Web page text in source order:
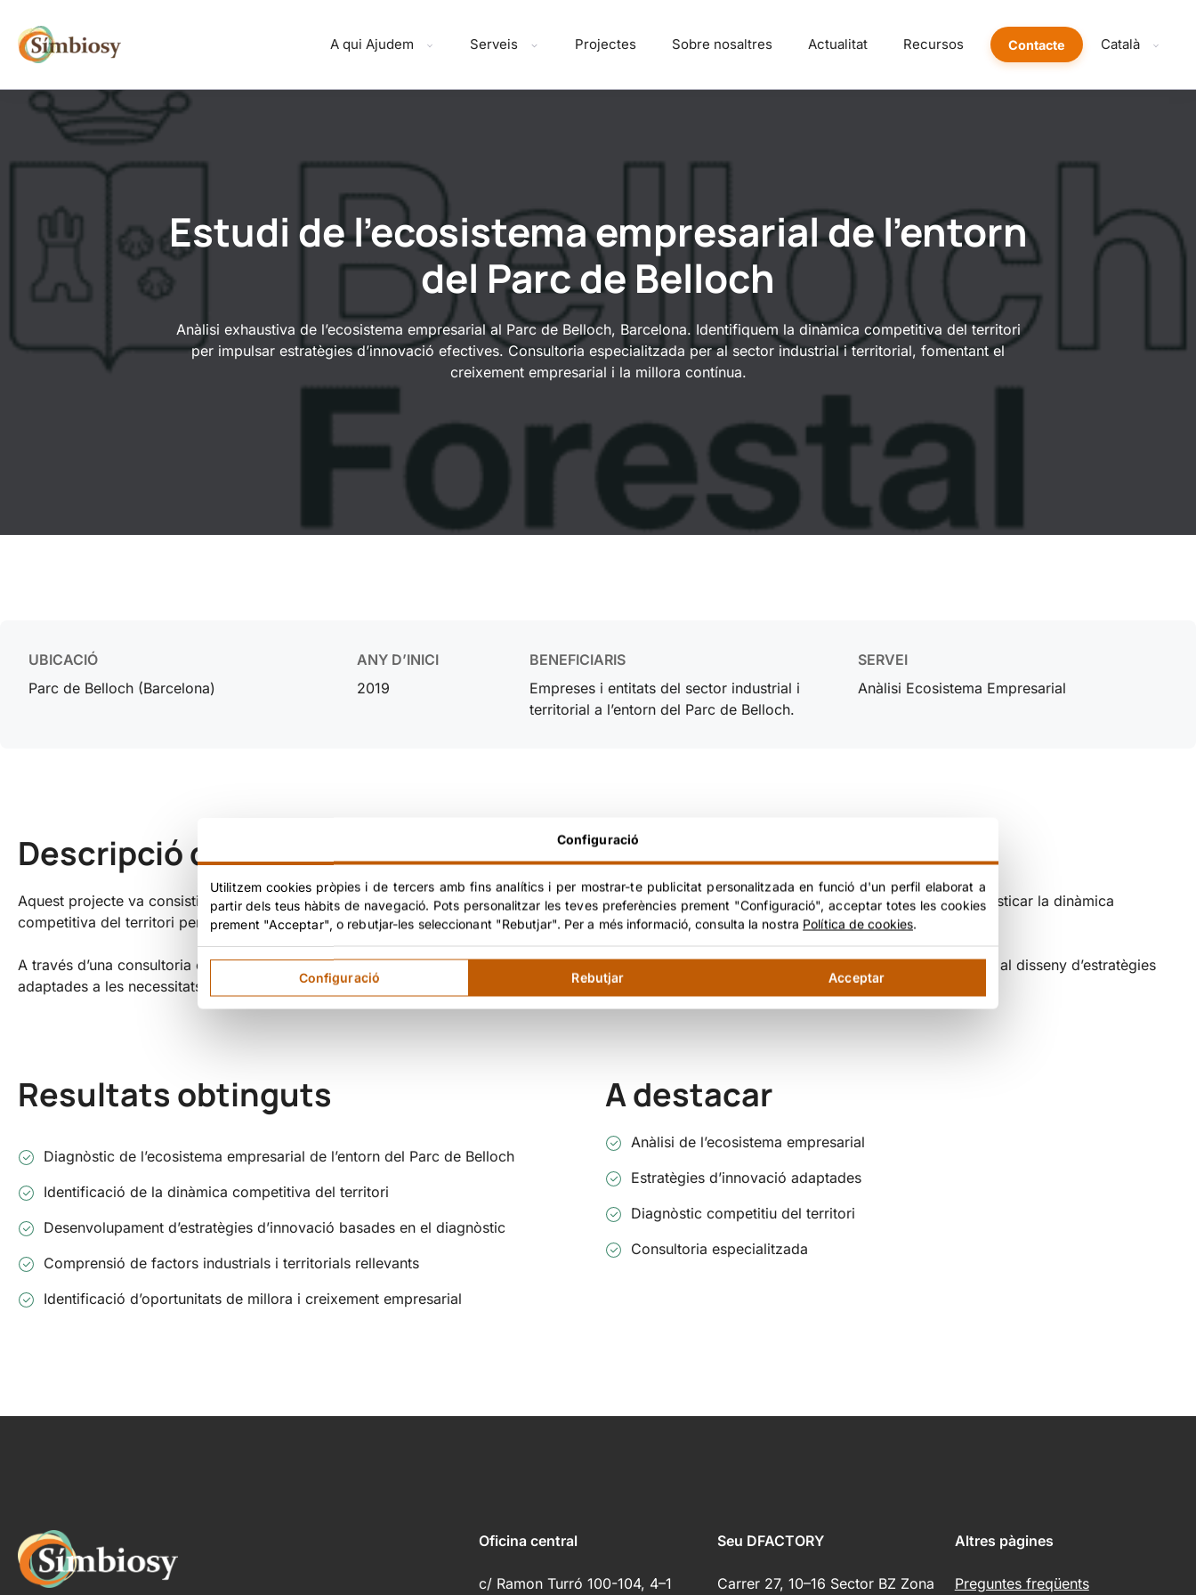
contingut
A qui Ajudem Serveis Projectes Sobre nosaltres Actualitat Recursos Contacte Català
Estudi de l’ecosistema empresarial de l’entorn
del Parc de Belloch
Anàlisi exhaustiva de l’ecosistema empresarial al Parc de Belloch, Barcelona. Identifiquem la dinàmica competitiva del territori
per impulsar estratègies d’innovació efectives. Consultoria especialitzada per al sector industrial i territorial, fomentant el
creixement empresarial i la millora contínua.
UBICACIÓ
Parc de Belloch (Barcelona)
ANY D’INICI
2019
BENEFICIARIS
Empreses i entitats del sector industrial i
territorial a l’entorn del Parc de Belloch.
SERVEI
Anàlisi Ecosistema Empresarial
Descripció del projecte
Aquest projecte va consistir en una anàlisi exhaustiva de l’ecosistema empresarial a l’entorn del Parc de Belloch. L’objectiu principal va ser diagnosticar la dinàmica
competitiva del territori per fonamentar el desenvolupament d’estratègies d’innovació efectives.
A través d’una consultoria especialitzada, es van identificar factors industrials i territorials rellevants. L’estudi va proporcionar una base sòlida per al disseny d’estratègies
adaptades a les necessitats específiques de Belloch Forestal, impulsant la millora i el creixement empresarial.
Resultats obtinguts
Diagnòstic de l’ecosistema empresarial de l’entorn del Parc de Belloch
Identificació de la dinàmica competitiva del territori
Desenvolupament d’estratègies d’innovació basades en el diagnòstic
Comprensió de factors industrials i territorials rellevants
Identificació d’oportunitats de millora i creixement empresarial
A destacar
Anàlisi de l’ecosistema empresarial
Estratègies d’innovació adaptades
Diagnòstic competitiu del territori
Consultoria especialitzada
Oficina central
c/ Ramon Turró 100-104, 4–1
Seu DFACTORY
Carrer 27, 10–16 Sector BZ Zona
Altres pàgines
Preguntes freqüents
Configuració
Utilitzem cookies pròpies i de tercers amb fins analítics i per mostrar-te publicitat personalitzada en funció d'un perfil elaborat a
partir dels teus hàbits de navegació. Pots personalitzar les teves preferències prement "Configuració", acceptar totes les cookies
prement "Acceptar", o rebutjar-les seleccionant "Rebutjar". Per a més informació, consulta la nostra Política de cookies.
Configuració Rebutjar Acceptar